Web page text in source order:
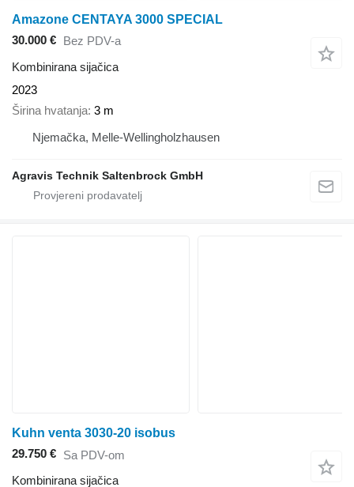
Amazone CENTAYA 3000 SPECIAL
30.000 € Bez PDV-a
Kombinirana sijačica
2023
Širina hvatanja 3 m
Njemačka, Melle-Wellingholzhausen
Agravis Technik Saltenbrock GmbH
Kuhn venta 3030-20 isobus
29.750 € Sa PDV-om
Kombinirana sijačica